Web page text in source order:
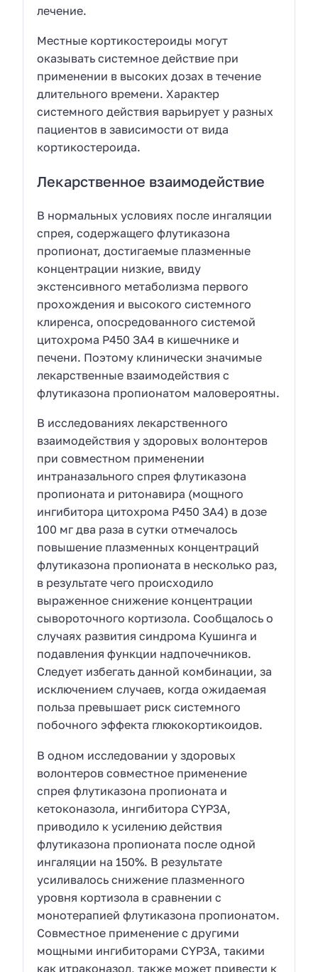
лечение.
Местные кортикостероиды могут
оказывать системное действие при
применении в высоких дозах в течение
длительного времени. Характер
системного действия варьирует у разных
пациентов в зависимости от вида
кортикостероида.
Лекарственное взаимодействие
В нормальных условиях после ингаляции
спрея, содержащего флутиказона
пропионат, достигаемые плазменные
концентрации низкие, ввиду
экстенсивного метаболизма первого
прохождения и высокого системного
клиренса, опосредованного системой
цитохрома Р450 ЗА4 в кишечнике и
печени. Поэтому клинически значимые
лекарственные взаимодействия с
флутиказона пропионатом маловероятны.
В исследованиях лекарственного
взаимодействия у здоровых волонтеров
при совместном применении
интраназального спрея флутиказона
пропионата и ритонавира (мощного
ингибитора цитохрома Р450 ЗА4) в дозе
100 мг два раза в сутки отмечалось
повышение плазменных концентраций
флутиказона пропионата в несколько раз,
в результате чего происходило
выраженное снижение концентрации
сывороточного кортизола. Сообщалось о
случаях развития синдрома Кушинга и
подавления функции надпочечников.
Следует избегать данной комбинации, за
исключением случаев, когда ожидаемая
польза превышает риск системного
побочного эффекта глюкокортикоидов.
В одном исследовании у здоровых
волонтеров совместное применение
спрея флутиказона пропионата и
кетоконазола, ингибитора CYP3A,
приводило к усилению действия
флутиказона пропионата после одной
ингаляции на 150%. В результате
усиливалось снижение плазменного
уровня кортизола в сравнении с
монотерапией флутиказона пропионатом.
Совместное применение с другими
мощными ингибиторами CYP3A, такими
как итраконазол, также может привести к